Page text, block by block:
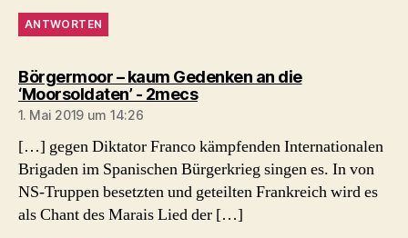
ANTWORTEN
Börgermoor – kaum Gedenken an die
‘Moorsoldaten’ - 2mecssagt:
1. Mai 2019 um 14:26
[…] gegen Diktator Franco kämpfenden Internationalen
Brigaden im Spanischen Bürgerkrieg singen es. In von
NS-Truppen besetzten und geteilten Frankreich wird es
als Chant des Marais Lied der […]